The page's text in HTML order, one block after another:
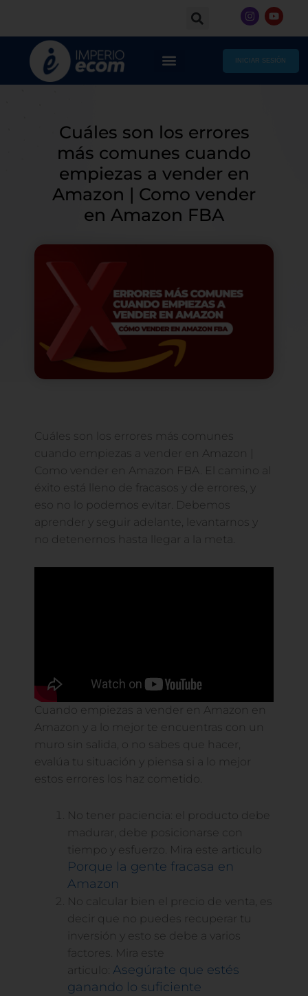
content
I
n
a
g
r
a
Y
o
u
b
e
INICIAR SESIÓN
Cuáles son los errores
más comunes cuando
empiezas a vender en
Amazon | Como vender
en Amazon FBA
Cuáles son los errores más comunes
cuando empiezas a vender en Amazon |
Como vender en Amazon FBA. El camino al
éxito está lleno de fracasos y de errores, y
eso no lo podemos evitar. Debemos
aprender y seguir adelante, levantarnos y
no detenernos hasta llegar a la meta.
Cuando empiezas a vender en Amazon en
Amazon y a lo mejor te encuentras con un
muro sin salida, o no sabes que hacer,
evalúa tu situación y piensa si a lo mejor
estos errores los haz cometido.
No tener paciencia: el producto debe
madurar, debe posicionarse con
tiempo y esfuerzo. Mira este articulo
Porque la gente fracasa en
Amazon
No calcular bien el precio de venta, es
decir que no puedes recuperar tu
inversión y esto se debe a varios
factores. Mira este
articulo: Asegúrate que estés
ganando lo suficiente